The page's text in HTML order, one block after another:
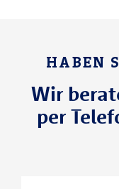
HABEN
Wir
per